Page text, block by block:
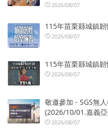
2026/08/07
115年苗栗縣城鎮韌
2026/08/07
115年苗栗縣城鎮
2026/08/07
敬邀參加 - SGS無
(2026/10/01.嘉義
2026/08/07